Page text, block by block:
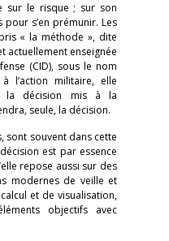
sur le risque ; sur son
s’en prémunir. Les
« la méthode », dite
actuellement enseignée
(CID), sous le nom
l’action militaire, elle
la décision mis à la
seule, la décision.
sont souvent dans cette
est par essence
repose aussi sur des
modernes de veille et
et de visualisation,
objectifs avec